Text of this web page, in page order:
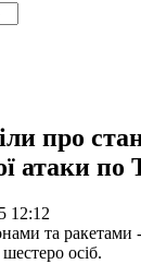
про
атаки
12:12
та
шестеро осіб.